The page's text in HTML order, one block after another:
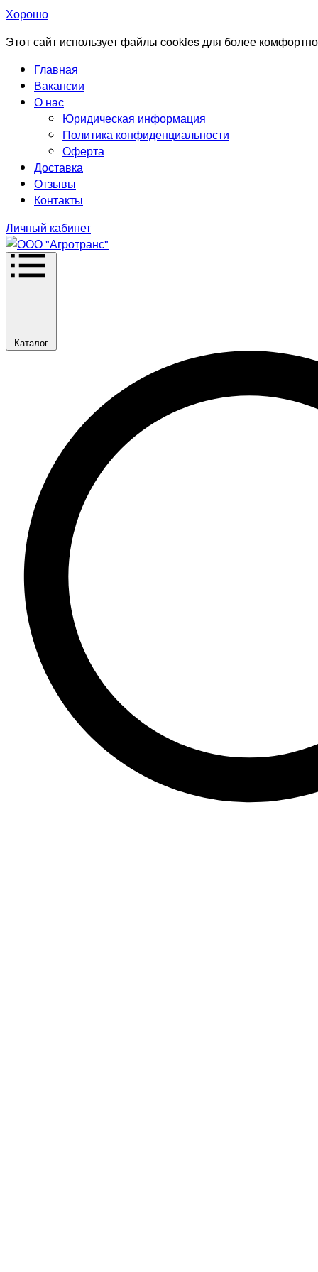
Хорошо
Этот сайт использует файлы cookies для более
Главная
Вакансии
О нас
Юридическая информация
Политика конфиденциальности
Оферта
Доставка
Отзывы
Контакты
Личный кабинет
Каталог